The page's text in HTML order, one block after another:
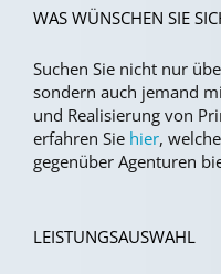
WAS WÜNSCHEN SIE
Suchen Sie nicht nur
sondern auch jemand
und Realisierung von
erfahren Sie hier,
gegenüber Agenturen
LEISTUNGSAUSWAHL